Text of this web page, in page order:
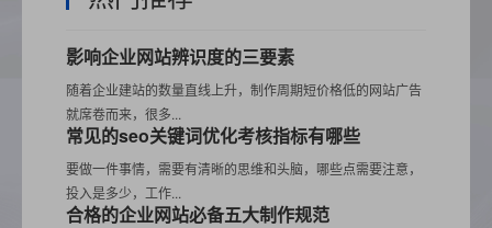
影响企业网站辨识度的三要素
随着企业建站的数量直线上升，制作周期短价格低的网站广告
就席卷而来，很多...
常见的seo关键词优化考核指标有哪些
要做一件事情，需要有清晰的思维和头脑，哪些点需要注意，
投入是多少，工作...
合格的企业网站必备五大制作规范